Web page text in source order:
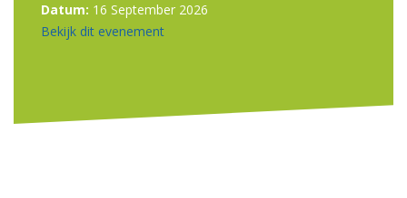
Datum: 16 September 2026
Bekijk dit evenement